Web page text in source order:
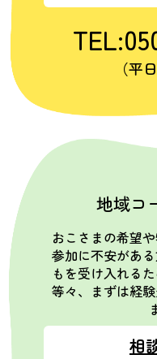
（平
地域コ
おこさまの希望
参加に不安があ
もを受け入れる
等々、まずは経
相